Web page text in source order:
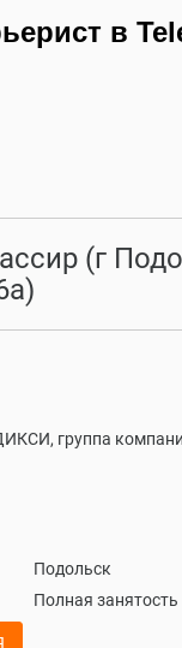
в
(г
группа
Подольск
Полная занятость